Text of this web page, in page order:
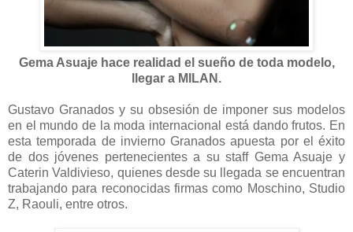
Gema Asuaje hace realidad el sueño de toda modelo,
llegar a MILAN.
Gustavo Granados y su obsesión de imponer sus modelos
en el mundo de la moda internacional está dando frutos. En
esta temporada de invierno Granados apuesta por el éxito
de dos jóvenes pertenecientes a su staff Gema Asuaje y
Caterin Valdivieso, quienes desde su llegada se encuentran
trabajando para reconocidas firmas como Moschino, Studio
Z, Raouli, entre otros.